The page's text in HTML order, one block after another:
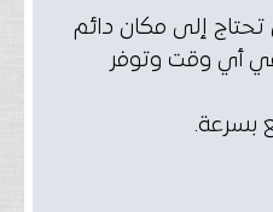
إلى مكان دائم
أي وقت وتوفر
بسرعة.